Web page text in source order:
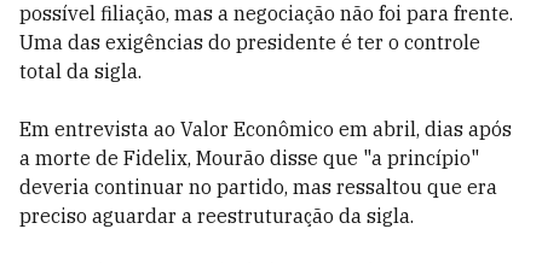
possível filiação, mas a negociação não foi para frente.
Uma das exigências do presidente é ter o controle
total da sigla.
Em entrevista ao Valor Econômico em abril, dias após
a morte de Fidelix, Mourão disse que "a princípio"
deveria continuar no partido, mas ressaltou que era
preciso aguardar a reestruturação da sigla.